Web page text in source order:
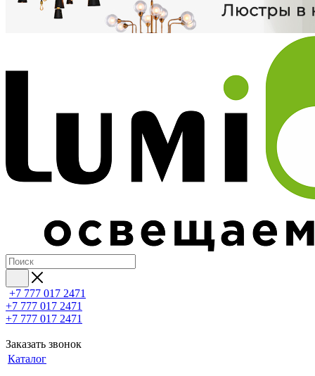
+7 777 017 2471
+7 777 017 2471
+7 777 017 2471
Заказать звонок
Каталог